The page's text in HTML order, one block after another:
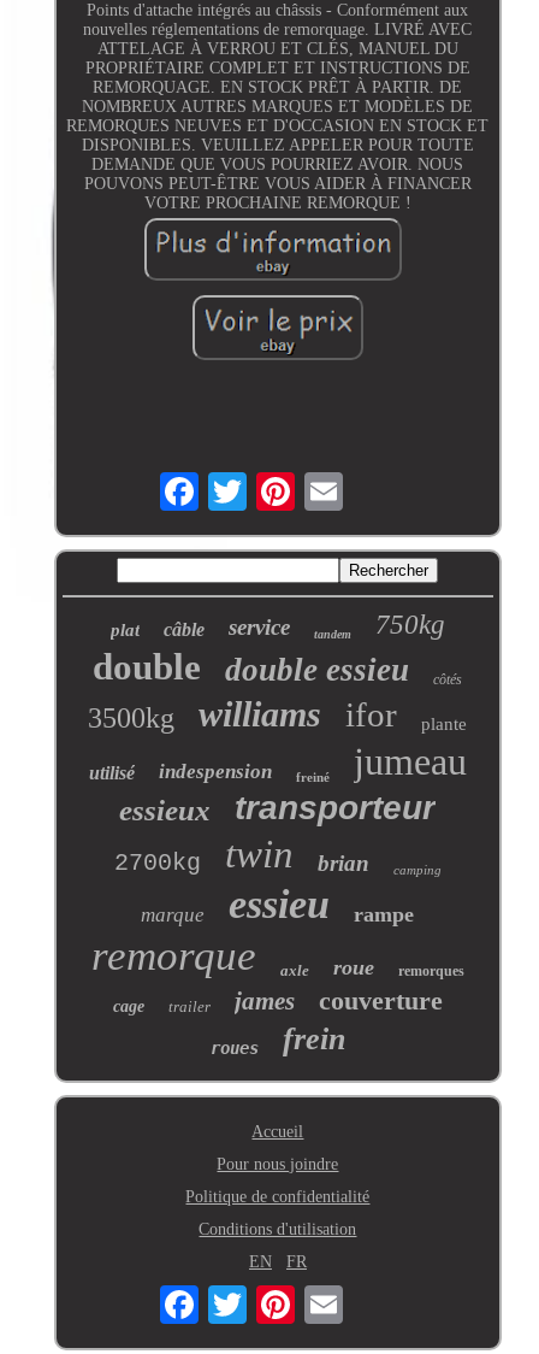
Points d'attache intégrés au châssis - Conformément aux
nouvelles réglementations de remorquage. LIVRÉ AVEC
ATTELAGE À VERROU ET CLÉS, MANUEL DU
PROPRIÉTAIRE COMPLET ET INSTRUCTIONS DE
REMORQUAGE. EN STOCK PRÊT À PARTIR. DE
NOMBREUX AUTRES MARQUES ET MODÈLES DE
REMORQUES NEUVES ET D'OCCASION EN STOCK ET
DISPONIBLES. VEUILLEZ APPELER POUR TOUTE
DEMANDE QUE VOUS POURRIEZ AVOIR. NOUS
POUVONS PEUT-ÊTRE VOUS AIDER À FINANCER
VOTRE PROCHAINE REMORQUE !
plat câble service tandem 750kg
double double essieu côtés
3500kg williams ifor plante
utilisé indespension freiné jumeau
essieux transporteur
2700kg twin brian camping
marque essieu rampe
remorque axle roue remorques
cage trailer james couverture
roues frein
Accueil
Pour nous joindre
Politique de confidentialité
Conditions d'utilisation
EN
FR